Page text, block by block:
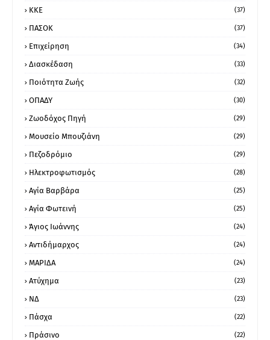
ΚΚΕ (37)
ΠΑΣΟΚ (37)
Επιχείρηση (34)
Διασκέδαση (33)
Ποιότητα Ζωής (32)
ΟΠΑΔΥ (30)
Ζωοδόχος Πηγή (29)
Μουσείο Μπουζιάνη (29)
Πεζοδρόμιο (29)
Ηλεκτροφωτισμός (28)
Αγία Βαρβάρα (25)
Αγία Φωτεινή (25)
Άγιος Ιωάννης (24)
Αντιδήμαρχος (24)
ΜΑΡΙΔΑ (24)
Ατύχημα (23)
ΝΔ (23)
Πάσχα (22)
Πράσινο (22)